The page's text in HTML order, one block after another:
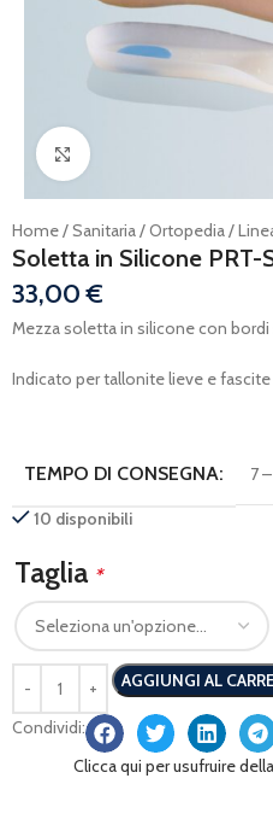
Ingrandisci
Home Sanitaria Ortopedia
Soletta in Silicone PRT-
33,00€
Mezza soletta in silicone con
Indicato per tallonite lieve e
TEMPO DI CONSEGNA: 7
10 disponibili
Taglia *
AGGIUNGI AL
Condividi:
Clicca qui per usufruire